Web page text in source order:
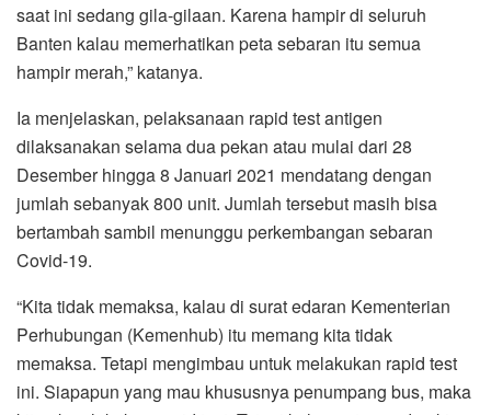
saat ini sedang gila-gilaan. Karena hampir di seluruh
Banten kalau memerhatikan peta sebaran itu semua
hampir merah,” katanya.
Ia menjelaskan, pelaksanaan rapid test antigen
dilaksanakan selama dua pekan atau mulai dari 28
Desember hingga 8 Januari 2021 mendatang dengan
jumlah sebanyak 800 unit. Jumlah tersebut masih bisa
bertambah sambil menunggu perkembangan sebaran
Covid-19.
“Kita tidak memaksa, kalau di surat edaran Kementerian
Perhubungan (Kemenhub) itu memang kita tidak
memaksa. Tetapi mengimbau untuk melakukan rapid test
ini. Siapapun yang mau khususnya penumpang bus, maka